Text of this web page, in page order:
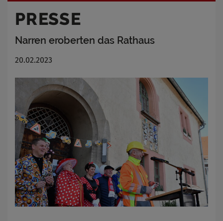
PRESSE
Narren eroberten das Rathaus
20.02.2023